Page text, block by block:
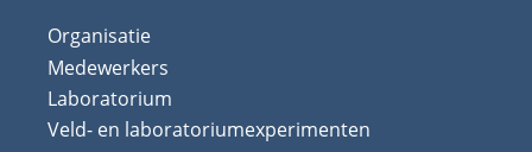
Organisatie
Medewerkers
Laboratorium
Veld- en laboratoriumexperimenten